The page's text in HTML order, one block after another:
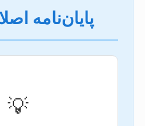
پایان‌نامه
💡